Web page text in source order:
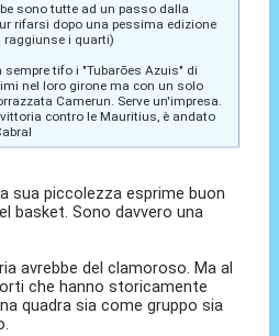
sono tutte ad un passo dalla
rifarsi dopo una pessima edizione
raggiunse i quarti)
tifo i "Tubarões Azuis" di
nel loro girone ma con un solo
Camerun. Serve un'impresa.
contro le Mauritius, è andato
sua piccolezza esprime buon
basket. Sono davvero una
avrebbe del clamoroso. Ma al
che hanno storicamente
quadra sia come gruppo sia